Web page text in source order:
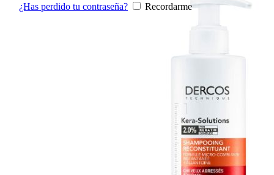
¿Has perdido tu contraseña? Recordarme